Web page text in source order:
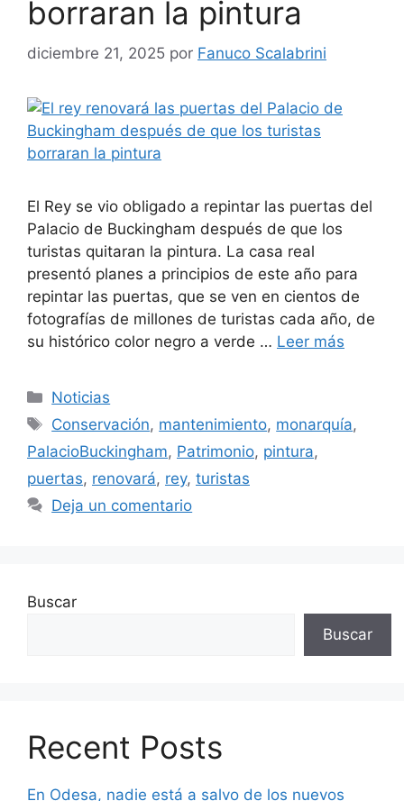
borraran la pintura
diciembre 21, 2025 por Fanuco Scalabrini
El Rey se vio obligado a repintar las puertas del
Palacio de Buckingham después de que los
turistas quitaran la pintura. La casa real
presentó planes a principios de este año para
repintar las puertas, que se ven en cientos de
fotografías de millones de turistas cada año, de
su histórico color negro a verde … Leer más
Categorías
Noticias
Etiquetas
Conservación, mantenimiento, monarquía,
PalacioBuckingham, Patrimonio, pintura,
puertas, renovará, rey, turistas
Deja un comentario
Buscar
Buscar
Recent Posts
En Odesa, nadie está a salvo de los nuevos